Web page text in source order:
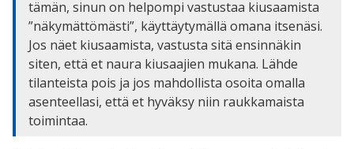
tämän, sinun on helpompi vastustaa kiusaamista
”näkymättömästi”, käyttäytymällä omana itsenäsi.
Jos näet kiusaamista, vastusta sitä ensinnäkin
siten, että et naura kiusaajien mukana. Lähde
tilanteista pois ja jos mahdollista osoita omalla
asenteellasi, että et hyväksy niin raukkamaista
toimintaa.